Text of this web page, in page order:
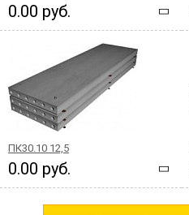
0.00 руб.
ПК30.10 12,5
0.00 руб.